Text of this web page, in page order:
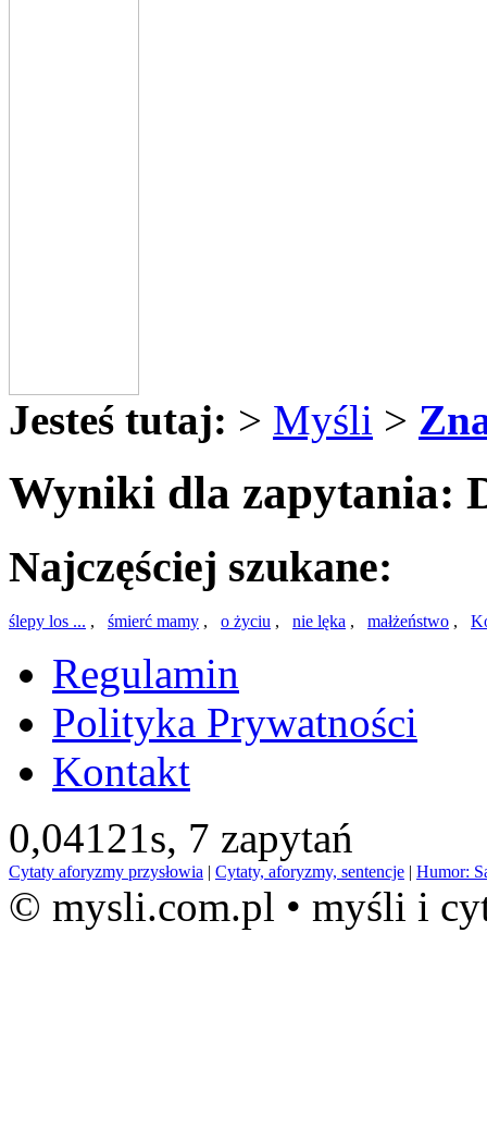
Jesteś tutaj: > Myśli >
Wyniki dla zapytania:
Najczęściej szukane:
ślepy los ... , śmierć mamy , o życiu , nie lęka , małżeństwo ,
Regulamin
Polityka Prywatności
Kontakt
0,04121s, 7 zapytań
Cytaty aforyzmy przysłowia | Cytaty, aforyzmy, sentencje | Humor:
© mysli.com.pl • myśli i